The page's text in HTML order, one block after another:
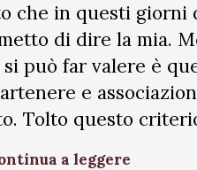
che in questi giorni
di dire la mia.
si può far valere è
e
Tolto questo
a leggere